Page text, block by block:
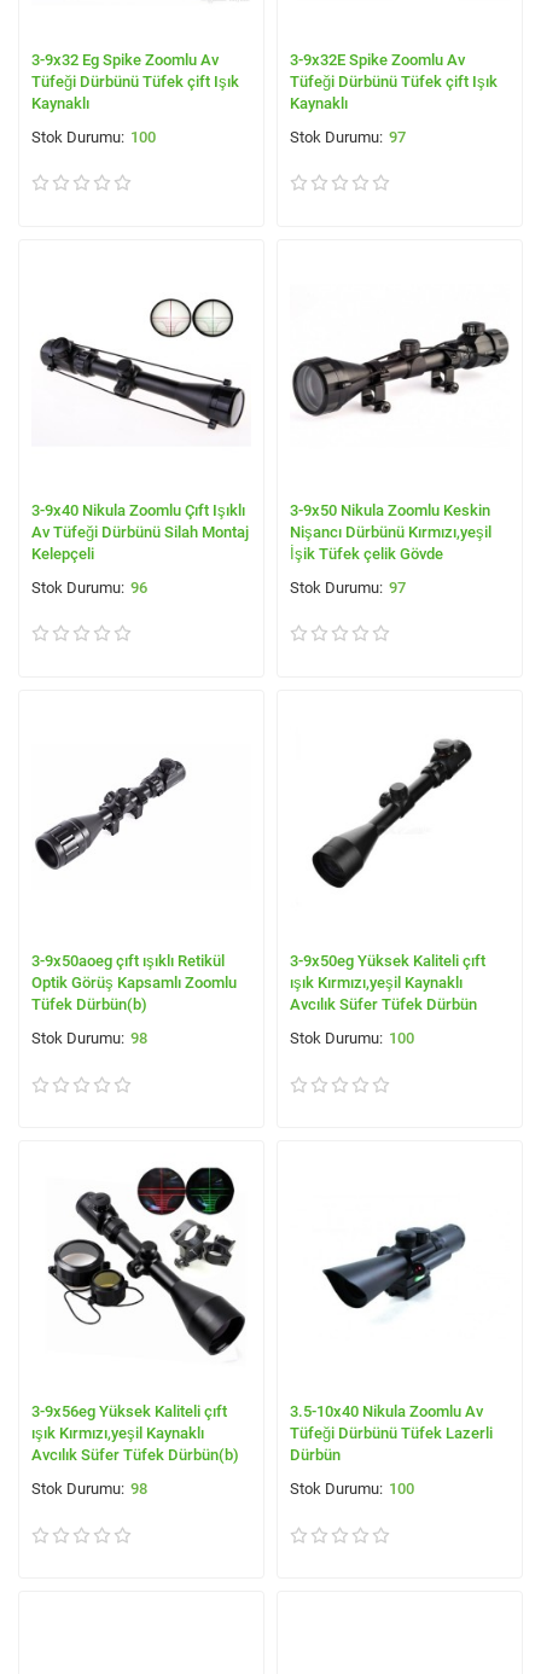
3-9x32 Eg Spike Zoomlu Av
Tüfeği Dürbünü Tüfek çift Işık
Kaynaklı
100
3-9x32E Spike Zoomlu Av
Tüfeği Dürbünü Tüfek çift Işık
Kaynaklı
97
3-9x40 Nikula Zoomlu Çıft Işıklı
Av Tüfeği Dürbünü Silah Montaj
Kelepçeli
96
3-9x50 Nikula Zoomlu Keskin
Nişancı Dürbünü Kırmızı,yeşil
İşik Tüfek çelik Gövde
97
3-9x50aoeg çıft ışıklı Retikül
Optik Görüş Kapsamlı Zoomlu
Tüfek Dürbün(b)
98
3-9x50eg Yüksek Kaliteli çıft
ışık Kırmızı,yeşil Kaynaklı
Avcılık Süfer Tüfek Dürbün
100
3-9x56eg Yüksek Kaliteli çıft
ışık Kırmızı,yeşil Kaynaklı
Avcılık Süfer Tüfek Dürbün(b)
98
3.5-10x40 Nikula Zoomlu Av
Tüfeği Dürbünü Tüfek Lazerli
Dürbün
100